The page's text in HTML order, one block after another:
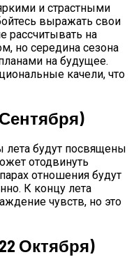
и страстными
выражать свои
рассчитывать на
но середина сезона
на будущее.
качели, что
будут посвящены
отодвинуть
отношения будут
К концу лета
чувств, но это
Октября)